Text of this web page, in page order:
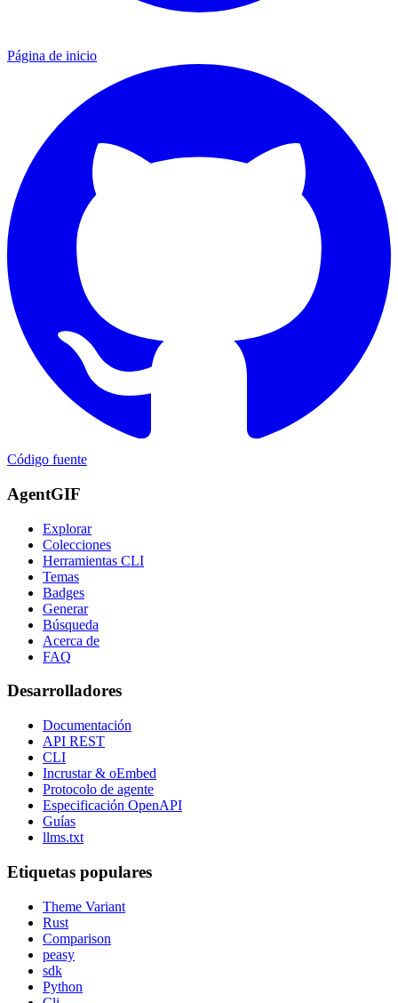
Página de inicio
Código fuente
AgentGIF
Explorar
Colecciones
Herramientas CLI
Temas
Badges
Generar
Búsqueda
Acerca de
FAQ
Desarrolladores
Documentación
API REST
CLI
Incrustar & oEmbed
Protocolo de agente
Especificación OpenAPI
Guías
llms.txt
Etiquetas populares
Theme Variant
Rust
Comparison
peasy
sdk
Python